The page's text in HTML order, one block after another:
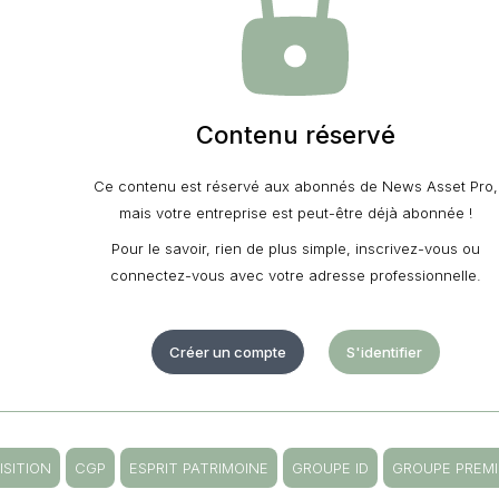
Contenu réservé
Ce contenu est réservé aux abonnés de News Asset Pro,
mais votre entreprise est peut-être déjà abonnée !
Pour le savoir, rien de plus simple, inscrivez-vous ou
connectez-vous avec votre adresse professionnelle.
Créer un compte S'identifier
CGP ESPRIT PATRIMOINE GROUPE ID GROUPE